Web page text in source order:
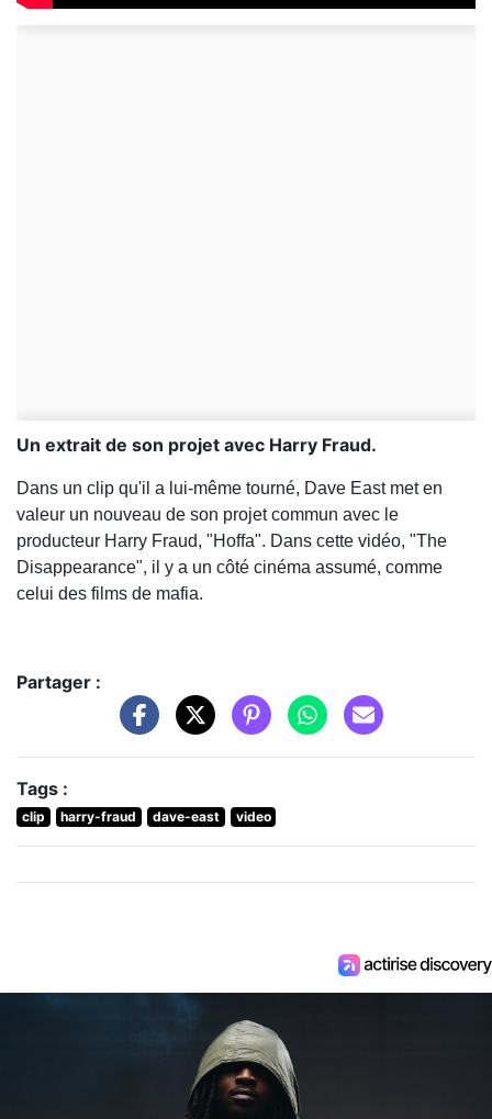
Un extrait de son projet avec Harry Fraud.
Dans un clip qu'il a lui-même tourné, Dave East met en
valeur un nouveau de son projet commun avec le
producteur Harry Fraud, "Hoffa". Dans cette vidéo, "The
Disappearance", il y a un côté cinéma assumé, comme
celui des films de mafia.
Partager :
Tags :
clip harry-fraud dave-east video